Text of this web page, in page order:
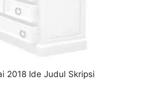
2018 Ide Judul Skripsi